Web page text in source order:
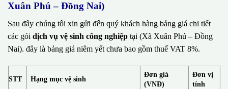
Xuân Phú – Đồng Nai)
Sau đây chúng tôi xin gửi đến quý khách hàng bảng giá chi tiết
các gói dịch vụ vệ sinh công nghiệp tại (Xã Xuân Phú – Đồng
Nai). đây là bảng giá niêm yết chưa bao gồm thuế VAT 8%.
STT Hạng mục vệ sinh
Đơn giá
(VNĐ)
Đơn vị
tính